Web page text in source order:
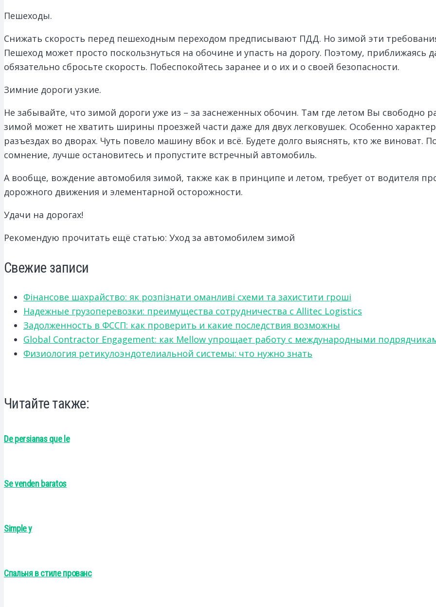
Пешеходы.
Снижать скорость перед пешеходным переходом предписывают ПДД. Но зимой эти
Пешеход может просто поскользнуться на обочине и упасть на дорогу. Поэтому, приближаясь
обязательно сбросьте скорость. Побеспокойтесь заранее и о их и о своей безопасности.
Зимние дороги узкие.
Не забывайте, что зимой дороги уже из – за заснеженных обочин. Там где летом Вы свободно
зимой может не хватить ширины проезжей части даже для двух легковушек. Особенно
разъездах во дворах. Чуть повело машину вбок и всё. Будете долго выяснять, кто же виноват.
сомнение, лучше остановитесь и пропустите встречный автомобиль.
А вообще, вождение автомобиля зимой, также как в принципе и летом, требует от водителя
дорожного движения и элементарной осторожности.
Удачи на дорогах!
Рекомендую прочитать ещё статью: Уход за автомобилем зимой
Свежие записи
Фінансове шахрайство: як розпізнати оманливі схеми та захистити гроші
Надежные грузоперевозки: преимущества сотрудничества с Allitec Logistics
Задолженность в ФССП: как проверить и какие последствия возможны
Global Contractor Engagement: как Mellow упрощает работу с международными
Физиология ретикулоэндотелиальной системы: что нужно знать
Читайте также:
De persianas que le
Se venden baratos
Simple y
Спальня в стиле прованс